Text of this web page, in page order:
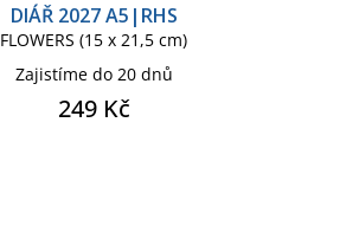
DIÁŘ 2027 A5|RHS
FLOWERS (15 x 21,5 cm)
Zajistíme do 20 dnů
249 Kč